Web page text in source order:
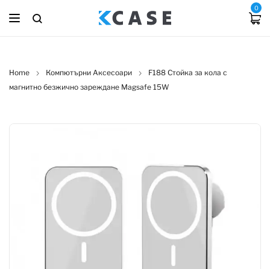
0
Home Компютърни Аксесоари
F188 Стойка за кола с
магнитно безжично зареждане Magsafe 15W